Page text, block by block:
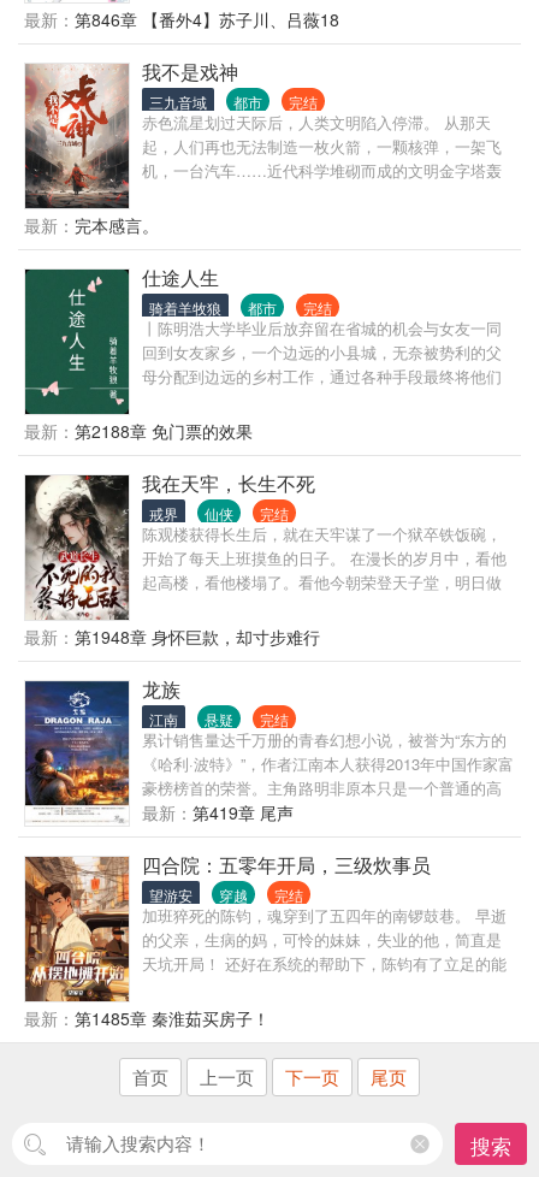
对我负责” ……遇见了一个冷面却痴情的兵哥，怎么
破？
最新： 第846章 【番外4】苏子川、吕薇18
我不是戏神
三九音域 都市 完结
赤色流星划过天际后，人类文明陷入停滞。 从那天
起，人们再也无法制造一枚火箭，一颗核弹，一架飞
机，一台汽车……近代科学堆砌而成的文明金字塔轰
拖入无序的深渊。 在这个时代，人命渺如尘埃； 在这
个时代，人类灿若星辰。 大厦将倾，有人见一戏子屹
立文明废墟之上，红帔似血，时笑时哭， 时代的帘幕
在他身后缓缓打开，他张开双臂，对着累累众生轻声
低语—— “好戏……开场。”
最新： 完本感言。
仕途人生
骑着羊牧狼 都市 完结
丨陈明浩大学毕业后放弃留在省城的机会与女友一同
回到女友家乡，一个边远的小县城，无奈被势利的父
母分配到边远的乡村工作，通过各种手段最终将他们
在背景的支持和自己的努力之下，一路披荆斩棘，仕
途高歌，做到了封疆大吏，实现了他仕途之初许下
的“当官不为民做主，不如回家卖红薯”的初心誓言。
最新： 第2188章 免门票的效果
我在天牢，长生不死
戒界 仙侠 完结
陈观楼获得长生后，就在天牢谋了一个狱卒铁饭碗，
开始了每天上班摸鱼的日子。 在漫长的岁月中，看他
起高楼，看他楼塌了。看他今朝荣登天子堂，明日做
贵，看他国破家亡。 变化的是岁月人生，不变的是长
生岁月。陈观楼熬死了宗师，熬死了大宗师，熬死了
一个个大佬，终究成为无敌的存在。
最新： 第1948章 身怀巨款，却寸步难行
龙族
江南 悬疑 完结
累计销售量达千万册的青春幻想小说，被誉为“东方的
《哈利·波特》”，作者江南本人获得2013年中国作家富
豪榜榜首的荣誉。主角路明非原本只是一个普通的高
中生，在申请留学的时候收到了来自屠龙学院——卡
塞尔学院的来信，从此开启了他不平凡的人生，在伙
伴陈墨瞳、楚子航、恺撒等人的帮助下，属于龙族的
神秘世界逐渐在他们面前展开，路明非神秘莫测的身
世也慢慢浮出水面。
最新： 第419章 尾声
四合院：五零年开局，三级炊事员
望游安 穿越 完结
加班猝死的陈钧，魂穿到了五四年的南锣鼓巷。 早逝
的父亲，生病的妈，可怜的妹妹，失业的他，简直是
天坑开局！ 还好在系统的帮助下，陈钧有了立足的能
监狱的理念，开局便把贾张氏送了进去。 一大爷搞道
德绑架？直接怼。 傻柱想暴起揍人？来来来，看谁得
拳头硬。 棒梗还没出生？好，你干脆别出生了。
最新： 第1485章 秦淮茹买房子！
首页 上一页 下一页 尾页
搜索